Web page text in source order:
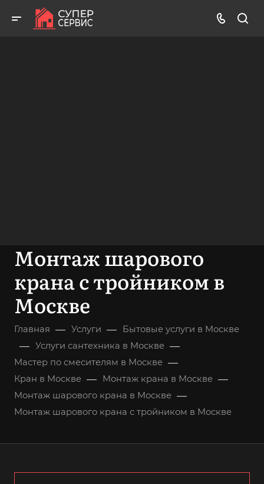
Монтаж шарового
крана с тройником в
Москве
Главная — Услуги — Бытовые услуги в Москве
— Услуги сантехника в Москве —
Мастер по смесителям в Москве —
Кран в Москве — Монтаж крана в Москве —
Монтаж шарового крана в Москве —
Монтаж шарового крана с тройником в Москве